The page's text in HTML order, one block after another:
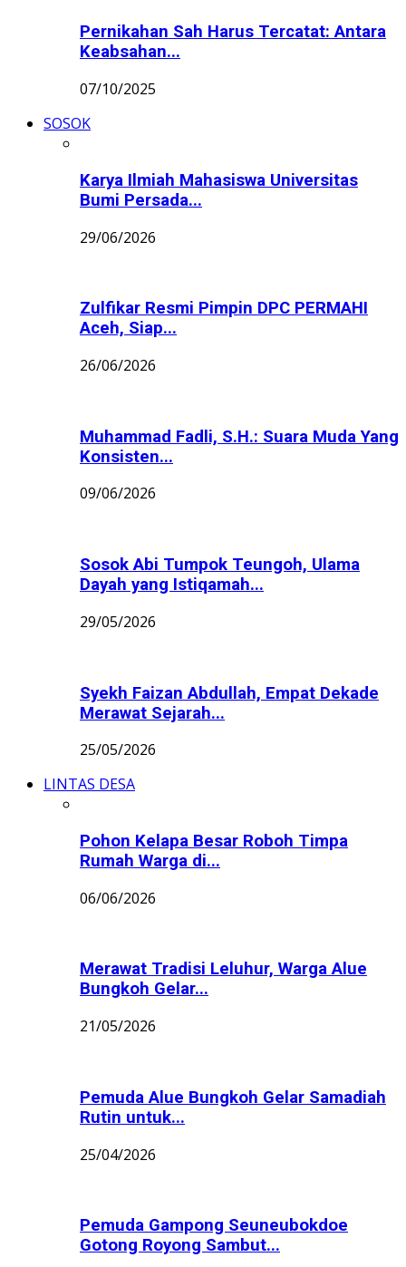
Pernikahan Sah Harus Tercatat: Antara
Keabsahan...
07/10/2025
SOSOK
Karya Ilmiah Mahasiswa Universitas
Bumi Persada...
29/06/2026
Zulfikar Resmi Pimpin DPC PERMAHI
Aceh, Siap...
26/06/2026
Muhammad Fadli, S.H.: Suara Muda Yang
Konsisten...
09/06/2026
Sosok Abi Tumpok Teungoh, Ulama
Dayah yang Istiqamah...
29/05/2026
Syekh Faizan Abdullah, Empat Dekade
Merawat Sejarah...
25/05/2026
LINTAS DESA
Pohon Kelapa Besar Roboh Timpa
Rumah Warga di...
06/06/2026
Merawat Tradisi Leluhur, Warga Alue
Bungkoh Gelar...
21/05/2026
Pemuda Alue Bungkoh Gelar Samadiah
Rutin untuk...
25/04/2026
Pemuda Gampong Seuneubokdoe
Gotong Royong Sambut...